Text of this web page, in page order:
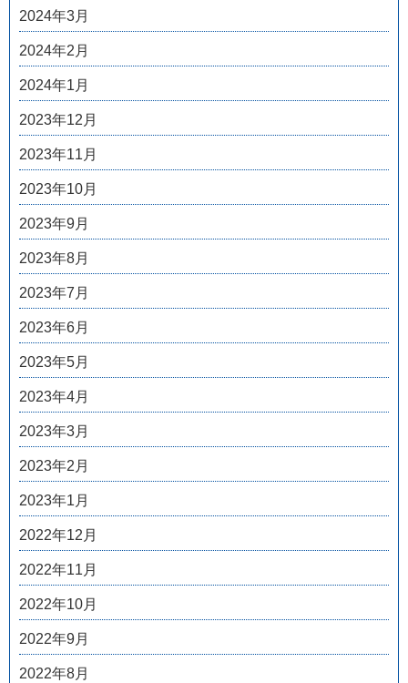
2024年3月
2024年2月
2024年1月
2023年12月
2023年11月
2023年10月
2023年9月
2023年8月
2023年7月
2023年6月
2023年5月
2023年4月
2023年3月
2023年2月
2023年1月
2022年12月
2022年11月
2022年10月
2022年9月
2022年8月